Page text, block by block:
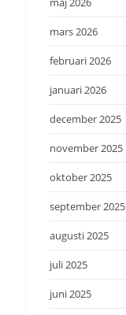
mars 2026
februari 2026
januari 2026
december 2025
november 2025
oktober 2025
september 2025
augusti 2025
juli 2025
juni 2025